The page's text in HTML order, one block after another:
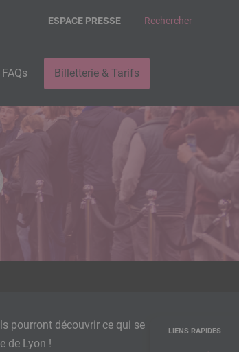
ESPACE PRESSE Rechercher
FAQs Billetterie & Tarifs
pourront découvrir ce qui se
de Lyon !
LIENS RAPIDES